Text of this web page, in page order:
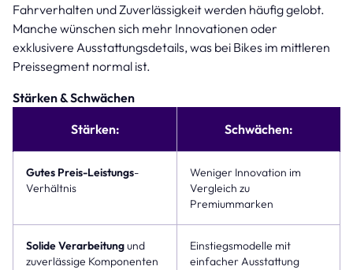
Fahrverhalten und Zuverlässigkeit werden häufig gelobt.
Manche wünschen sich mehr Innovationen oder
exklusivere Ausstattungsdetails, was bei Bikes im mittleren
Preissegment normal ist.
Stärken & Schwächen
Stärken:
Schwächen:
Gutes Preis-Leistungs-
Verhältnis
Weniger Innovation im
Vergleich zu
Premiummarken
SolideVerarbeitungund
zuverlässige Komponenten
Einstiegsmodelle mit
einfacher Ausstattung